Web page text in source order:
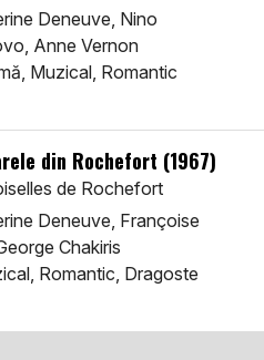
Deneuve, Nino
Anne Vernon
Muzical, Romantic
din Rochefort (1967)
de Rochefort
Deneuve, Françoise
Chakiris
Romantic, Dragoste